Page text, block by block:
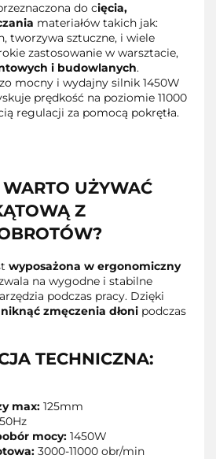
do cięcia,
materiałów takich jak:
tworzywa sztuczne, i wiele
zastosowanie w warsztacie,
i budowlanych.
mocny i wydajny silnik 1450W
prędkość na poziomie 11000
regulacji za pomocą pokrętła.
WARTO UŻYWAĆ
Z
wyposażona w ergonomiczny
na wygodne i stabilne
podczas pracy. Dzięki
zmęczenia dłoni podczas
TECHNICZNA:
max: 125mm
mocy: 1450W
3000-11000 obr/min